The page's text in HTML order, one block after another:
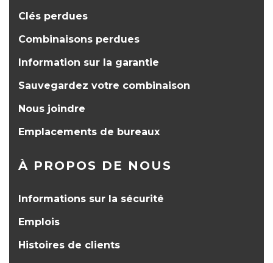
Clés perdues
Combinaisons perdues
Information sur la garantie
Sauvegardez votre combinaison
Nous joindre
Emplacements de bureaux
À PROPOS DE NOUS
Informations sur la sécurité
Emplois
Histoires de clients